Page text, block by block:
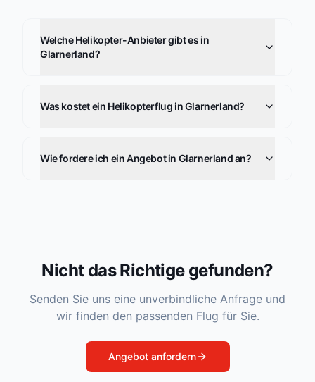
Welche Helikopter-Anbieter gibt es in
Glarnerland?
Was kostet ein Helikopterflug in Glarnerland?
Wie fordere ich ein Angebot in Glarnerland an?
Nicht das Richtige gefunden?
Senden Sie uns eine unverbindliche Anfrage und
wir finden den passenden Flug für Sie.
Angebot anfordern